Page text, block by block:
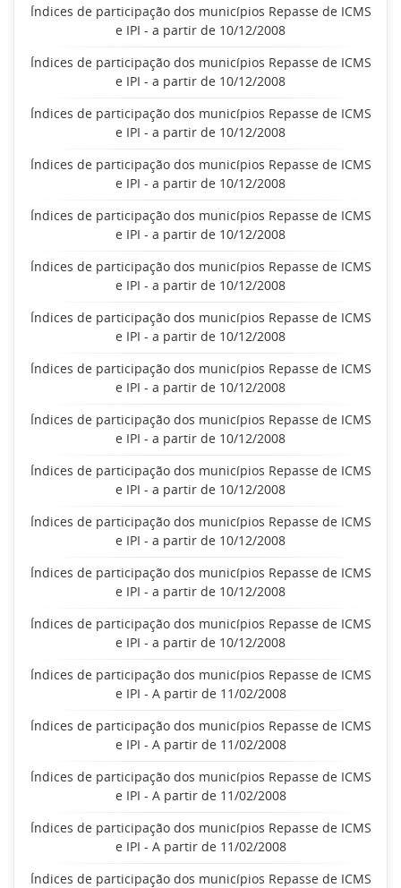
Índices de participação dos municípios Repasse de ICMS
e IPI - a partir de 10/12/2008
Índices de participação dos municípios Repasse de ICMS
e IPI - a partir de 10/12/2008
Índices de participação dos municípios Repasse de ICMS
e IPI - a partir de 10/12/2008
Índices de participação dos municípios Repasse de ICMS
e IPI - a partir de 10/12/2008
Índices de participação dos municípios Repasse de ICMS
e IPI - a partir de 10/12/2008
Índices de participação dos municípios Repasse de ICMS
e IPI - a partir de 10/12/2008
Índices de participação dos municípios Repasse de ICMS
e IPI - a partir de 10/12/2008
Índices de participação dos municípios Repasse de ICMS
e IPI - a partir de 10/12/2008
Índices de participação dos municípios Repasse de ICMS
e IPI - a partir de 10/12/2008
Índices de participação dos municípios Repasse de ICMS
e IPI - a partir de 10/12/2008
Índices de participação dos municípios Repasse de ICMS
e IPI - a partir de 10/12/2008
Índices de participação dos municípios Repasse de ICMS
e IPI - a partir de 10/12/2008
Índices de participação dos municípios Repasse de ICMS
e IPI - a partir de 10/12/2008
Índices de participação dos municípios Repasse de ICMS
e IPI - A partir de 11/02/2008
Índices de participação dos municípios Repasse de ICMS
e IPI - A partir de 11/02/2008
Índices de participação dos municípios Repasse de ICMS
e IPI - A partir de 11/02/2008
Índices de participação dos municípios Repasse de ICMS
e IPI - A partir de 11/02/2008
Índices de participação dos municípios Repasse de ICMS